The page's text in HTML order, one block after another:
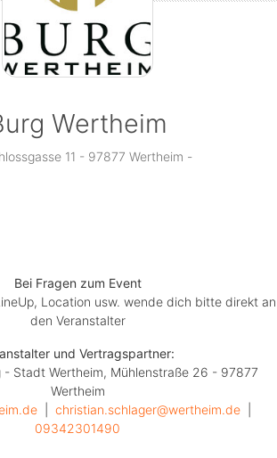
Wertheim
11 - 97877 Wertheim -
Bei Fragen zum Event
Location usw. wende dich bitte direkt an
den Veranstalter
und Vertragspartner:
- Stadt Wertheim, Mühlenstraße 26 - 97877
Wertheim
christian.schlager@wertheim.de
09342301490